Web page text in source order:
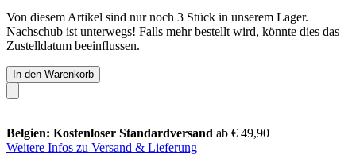
Von diesem Artikel sind nur noch 3 Stück in unserem Lager.
Nachschub ist unterwegs! Falls mehr bestellt wird, könnte dies das
Zustelldatum beeinflussen.
In den Warenkorb
Belgien: Kostenloser Standardversand ab € 49,90
Weitere Infos zu Versand & Lieferung